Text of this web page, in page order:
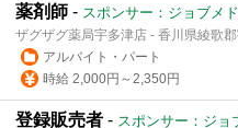
薬剤師 - スポンサー：ジョブメ
ザグザグ薬局宇多津店 - 香川県綾歌
アルバイト・パート
時給 2,000円～2,350円
登録販売者 - スポンサー：ジョ